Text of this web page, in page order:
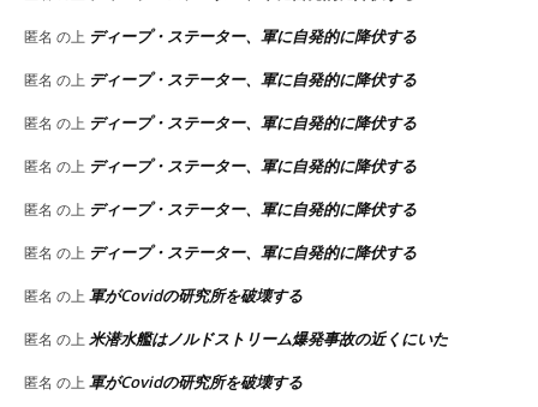
匿名 の上 ディープ・ステーター、軍に自発的に降伏する
匿名 の上 ディープ・ステーター、軍に自発的に降伏する
匿名 の上 ディープ・ステーター、軍に自発的に降伏する
匿名 の上 ディープ・ステーター、軍に自発的に降伏する
匿名 の上 ディープ・ステーター、軍に自発的に降伏する
匿名 の上 ディープ・ステーター、軍に自発的に降伏する
匿名 の上 軍がCovidの研究所を破壊する
匿名 の上 米潜水艦はノルドストリーム爆発事故の近くにいた
匿名 の上 軍がCovidの研究所を破壊する